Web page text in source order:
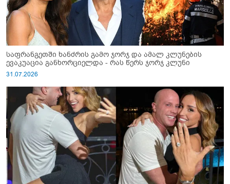
საფრანგეთში ხანძრის გამო ჯორჯ და ამალ კლუნების
ევაკუაცია განხორციელდა - რას წერს ჯორჯ კლუნი
31.07.2026